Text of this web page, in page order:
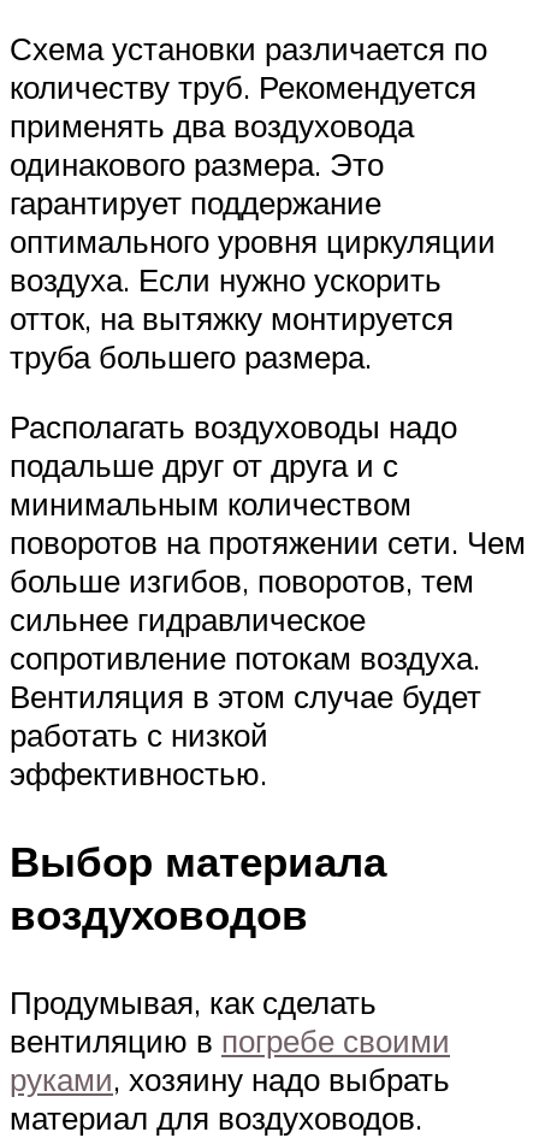
Схема установки различается по
количеству труб. Рекомендуется
применять два воздуховода
одинакового размера. Это
гарантирует поддержание
оптимального уровня циркуляции
воздуха. Если нужно ускорить
отток, на вытяжку монтируется
труба большего размера.
Располагать воздуховоды надо
подальше друг от друга и с
минимальным количеством
поворотов на протяжении сети. Чем
больше изгибов, поворотов, тем
сильнее гидравлическое
сопротивление потокам воздуха.
Вентиляция в этом случае будет
работать с низкой
эффективностью.
Выбор материала
воздуховодов
Продумывая, как сделать
вентиляцию в погребе своими
руками, хозяину надо выбрать
материал для воздуховодов.